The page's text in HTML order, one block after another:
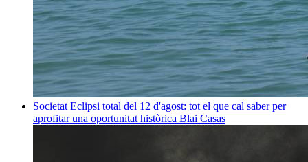
Societat Eclipsi total del 12 d'agost: tot el que cal saber per
aprofitar una oportunitat històrica Blai Casas